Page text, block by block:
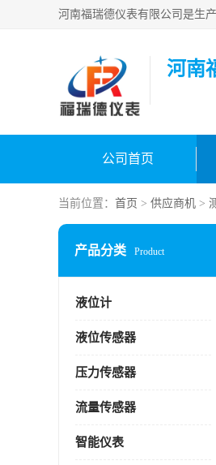
河南
公司首页
当前位置： 首页 > 供应商机 >
产品分类 Product
液位计
液位传感器
压力传感器
流量传感器
智能仪表